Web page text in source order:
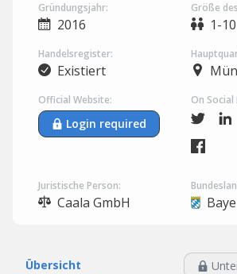
Gründungsjahr:
2016
Größe
1-
Handelsregister:
Existiert
Official Website:
Login required
On Social
Juristische Person:
Caala GmbH
Übersicht